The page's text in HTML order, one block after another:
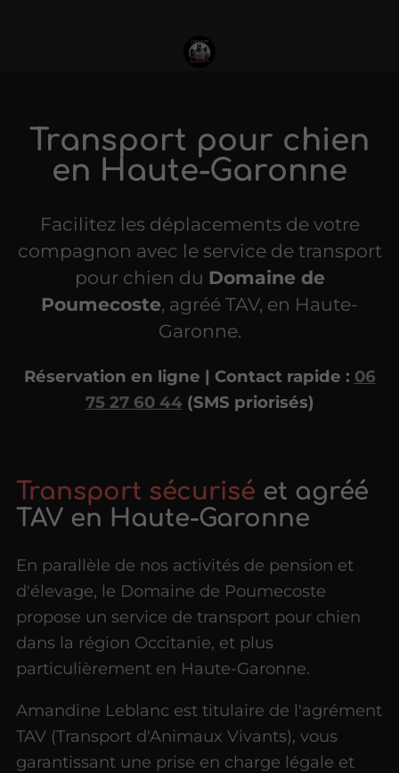
Transport pour chien
en Haute-Garonne
Facilitez les déplacements de votre
compagnon avec le service de transport
pour chien du Domaine de
Poumecoste, agréé TAV, en Haute-
Garonne.
Réservation en ligne | Contact rapide : 06
75 27 60 44(SMS priorisés)
Transport sécurisé et agréé
TAV en Haute-Garonne
En parallèle de nos activités de pension et
d'élevage, le Domaine de Poumecoste
propose un service de transport pour chien
dans la région Occitanie, et plus
particulièrement en Haute-Garonne.
Amandine Leblanc est titulaire de l'agrément
TAV (Transport d'Animaux Vivants), vous
garantissant une prise en charge légale et